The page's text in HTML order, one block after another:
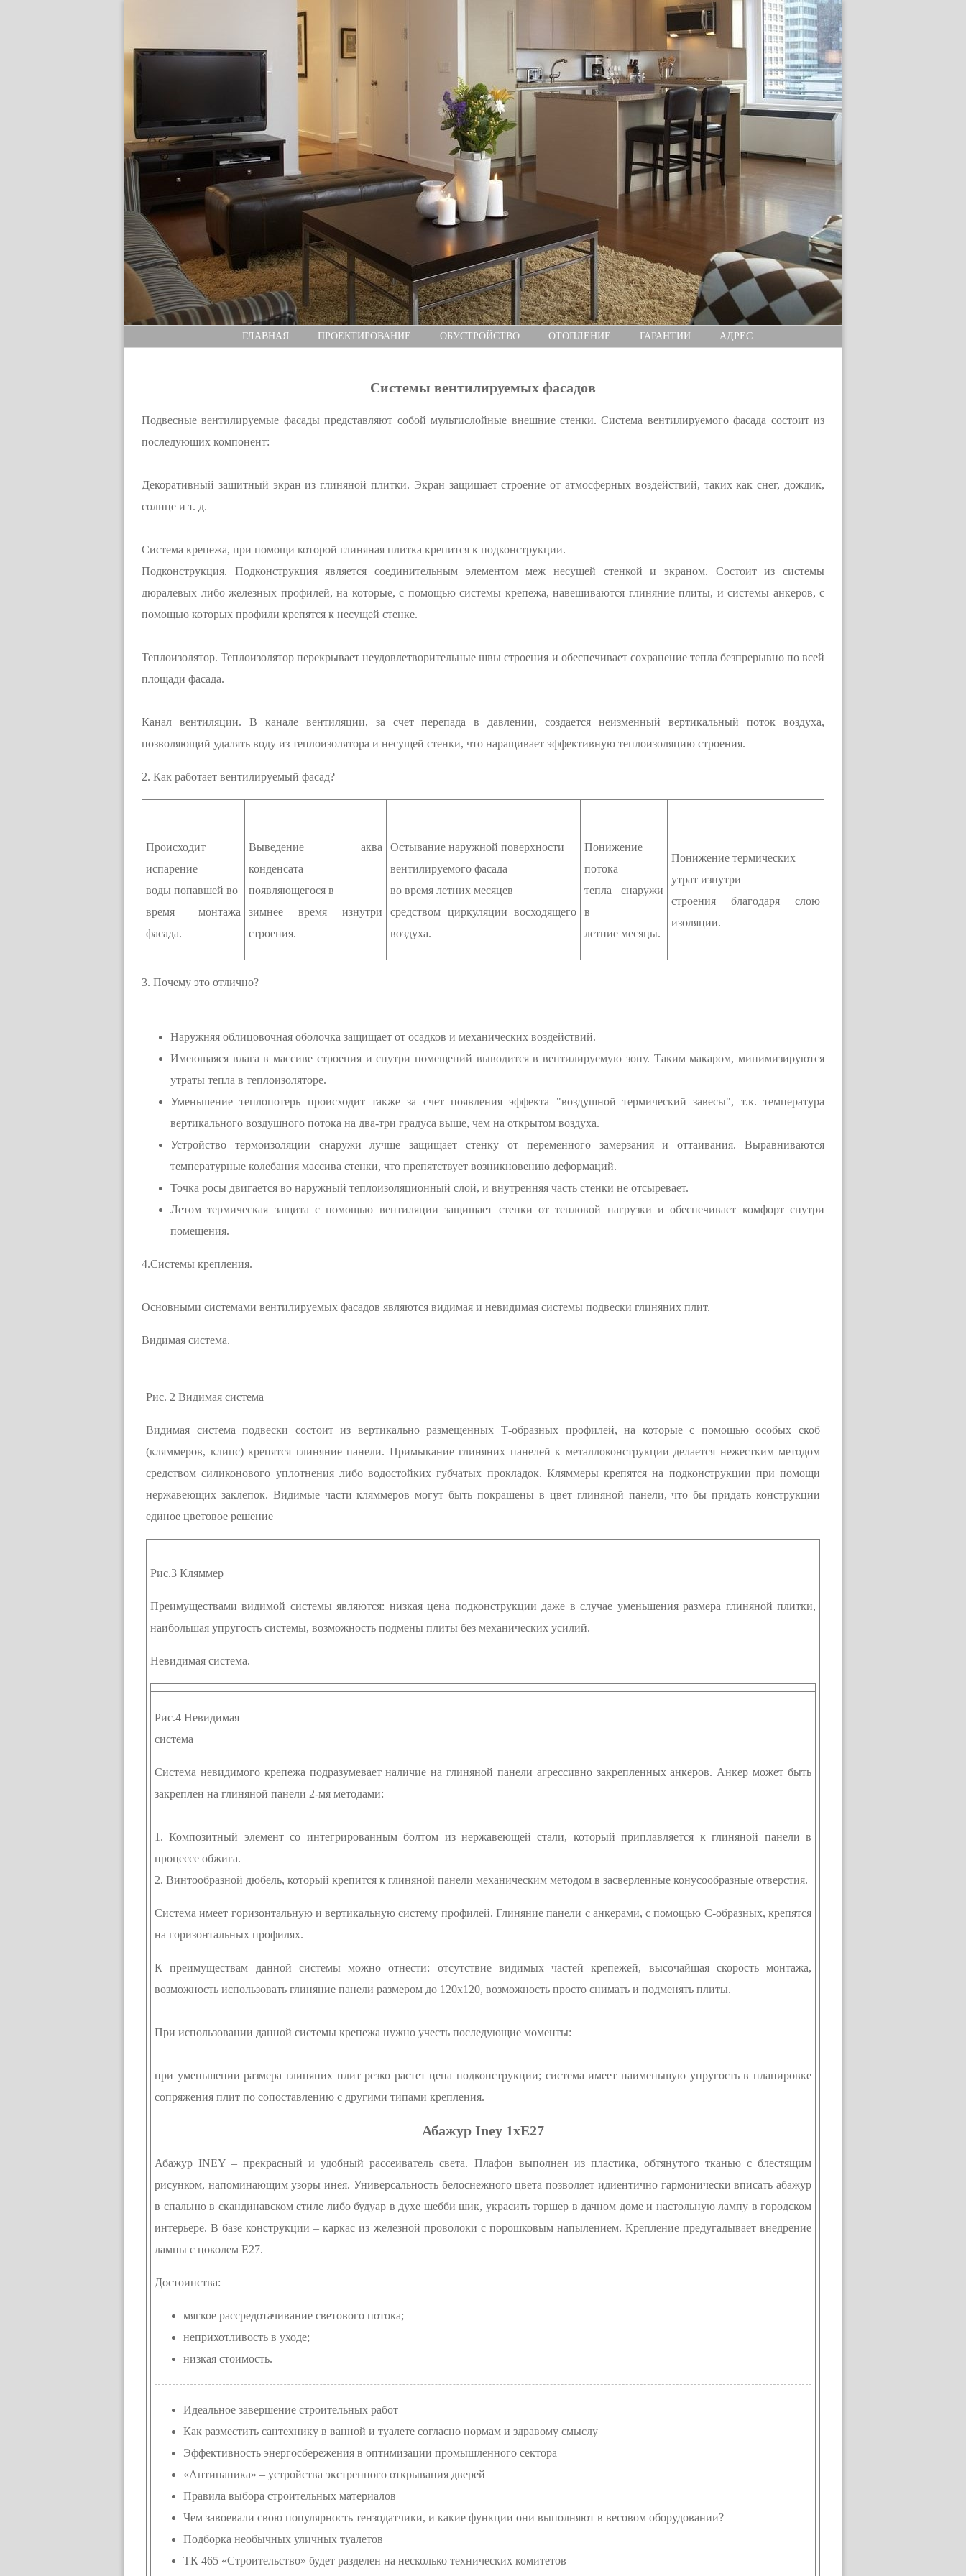
ГЛАВНАЯ ПРОЕКТИРОВАНИЕ ОБУСТРОЙСТВО ОТОПЛЕНИЕ ГАРАНТИИ АДРЕС
Системы вентилируемых фасадов
Подвесные вентилируемые фасады представляют собой мультислойные внешние стенки. Система вентилируемого фасада состоит из
последующих компонент:
Декоративный защитный экран из глиняной плитки. Экран защищает строение от атмосферных воздействий, таких как снег, дождик,
солнце и т. д.
Система крепежа, при помощи которой глиняная плитка крепится к подконструкции.
Подконструкция. Подконструкция является соединительным элементом меж несущей стенкой и экраном. Состоит из системы
дюралевых либо железных профилей, на которые, с помощью системы крепежа, навешиваются глиняние плиты, и системы анкеров, с
помощью которых профили крепятся к несущей стенке.
Теплоизолятор. Теплоизолятор перекрывает неудовлетворительные швы строения и обеспечивает сохранение тепла безпрерывно по всей
площади фасада.
Канал вентиляции. В канале вентиляции, за счет перепада в давлении, создается неизменный вертикальный поток воздуха,
позволяющий удалять воду из теплоизолятора и несущей стенки, что наращивает эффективную теплоизоляцию строения.
2. Как работает вентилируемый фасад?
Происходит
испарение
воды попавшей во
время монтажа
фасада.
Выведение аква
конденсата
появляющегося в
зимнее время изнутри
строения.
Остывание наружной поверхности
вентилируемого фасада
во время летних месяцев
средством циркуляции восходящего
воздуха.
Понижение
потока
тепла снаружи
в
летние месяцы.
Понижение термических
утрат изнутри
строения благодаря слою
изоляции.
3. Почему это отлично?
Наружняя облицовочная оболочка защищает от осадков и механических воздействий.
Имеющаяся влага в массиве строения и снутри помещений выводится в вентилируемую зону. Таким макаром, минимизируются
утраты тепла в теплоизоляторе.
Уменьшение теплопотерь происходит также за счет появления эффекта "воздушной термический завесы", т.к. температура
вертикального воздушного потока на два-три градуса выше, чем на открытом воздуха.
Устройство термоизоляции снаружи лучше защищает стенку от переменного замерзания и оттаивания. Выравниваются
температурные колебания массива стенки, что препятствует возникновению деформаций.
Точка росы двигается во наружный теплоизоляционный слой, и внутренняя часть стенки не отсыревает.
Летом термическая защита с помощью вентиляции защищает стенки от тепловой нагрузки и обеспечивает комфорт снутри
помещения.
4.Системы крепления.
Основными системами вентилируемых фасадов являются видимая и невидимая системы подвески глиняних плит.
Видимая система.
Рис. 2 Видимая система
Видимая система подвески состоит из вертикально размещенных Т-образных профилей, на которые с помощью особых скоб
(кляммеров, клипс) крепятся глиняние панели. Примыкание глиняних панелей к металлоконструкции делается нежестким методом
средством силиконового уплотнения либо водостойких губчатых прокладок. Кляммеры крепятся на подконструкции при помощи
нержавеющих заклепок. Видимые части кляммеров могут быть покрашены в цвет глиняной панели, что бы придать конструкции
единое цветовое решение
Рис.3 Кляммер
Преимуществами видимой системы являются: низкая цена подконструкции даже в случае уменьшения размера глиняной плитки,
наибольшая упругость системы, возможность подмены плиты без механических усилий.
Невидимая система.
Рис.4 Невидимая
система
Система невидимого крепежа подразумевает наличие на глиняной панели агрессивно закрепленных анкеров. Анкер может быть
закреплен на глиняной панели 2-мя методами:
1. Композитный элемент со интегрированным болтом из нержавеющей стали, который приплавляется к глиняной панели в
процессе обжига.
2. Винтообразной дюбель, который крепится к глиняной панели механическим методом в засверленные конусообразные отверстия.
Система имеет горизонтальную и вертикальную систему профилей. Глиняние панели с анкерами, с помощью С-образных, крепятся
на горизонтальных профилях.
К преимуществам данной системы можно отнести: отсутствие видимых частей крепежей, высочайшая скорость монтажа,
возможность использовать глиняние панели размером до 120х120, возможность просто снимать и подменять плиты.
При использовании данной системы крепежа нужно учесть последующие моменты:
при уменьшении размера глиняних плит резко растет цена подконструкции; система имеет наименьшую упругость в планировке
сопряжения плит по сопоставлению с другими типами крепления.
Абажур Iney 1xE27
Абажур INEY – прекрасный и удобный рассеиватель света. Плафон выполнен из пластика, обтянутого тканью с блестящим
рисунком, напоминающим узоры инея. Универсальность белоснежного цвета позволяет идиентично гармонически вписать абажур
в спальню в скандинавском стиле либо будуар в духе шебби шик, украсить торшер в дачном доме и настольную лампу в городском
интерьере. В базе конструкции – каркас из железной проволоки с порошковым напылением. Крепление предугадывает внедрение
лампы с цоколем Е27.
Достоинства:
мягкое рассредотачивание светового потока;
неприхотливость в уходе;
низкая стоимость.
Идеальное завершение строительных работ
Как разместить сантехнику в ванной и туалете согласно нормам и здравому смыслу
Эффективность энергосбережения в оптимизации промышленного сектора
«Антипаника» – устройства экстренного открывания дверей
Правила выбора строительных материалов
Чем завоевали свою популярность тензодатчики, и какие функции они выполняют в весовом оборудовании?
Подборка необычных уличных туалетов
ТК 465 «Строительство» будет разделен на несколько технических комитетов